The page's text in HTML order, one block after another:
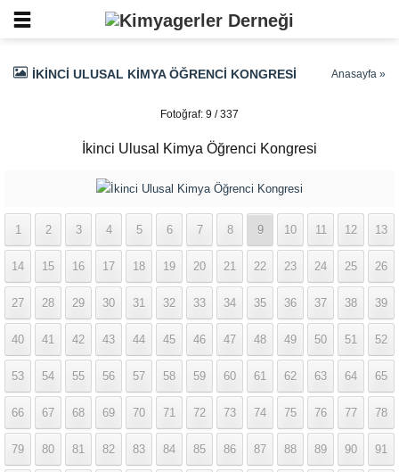
İKINCI ULUSAL KIMYA ÖĞRENCI KONGRESI Anasayfa »
Fotoğraf: 9 / 337
İkinci Ulusal Kimya Öğrenci Kongresi
1 2 3 4 5 6 7 8 9 10 11 12 13
14 15 16 17 18 19 20 21 22 23 24 25 26
27 28 29 30 31 32 33 34 35 36 37 38 39
40 41 42 43 44 45 46 47 48 49 50 51 52
53 54 55 56 57 58 59 60 61 62 63 64 65
66 67 68 69 70 71 72 73 74 75 76 77 78
79 80 81 82 83 84 85 86 87 88 89 90 91